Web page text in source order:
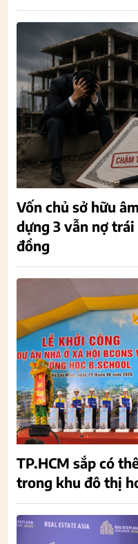
Vốn chủ sở hữu
dựng 3 vẫn nợ
đồng
TP.HCM sắp có
trong khu đô thị